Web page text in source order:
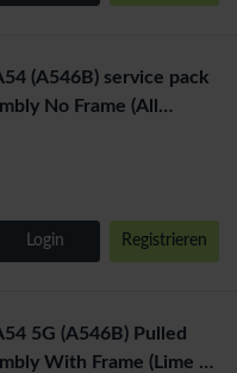
(A546B) service pack
No Frame (All
Login Registrieren
5G (A546B) Pulled
With Frame (Lime /